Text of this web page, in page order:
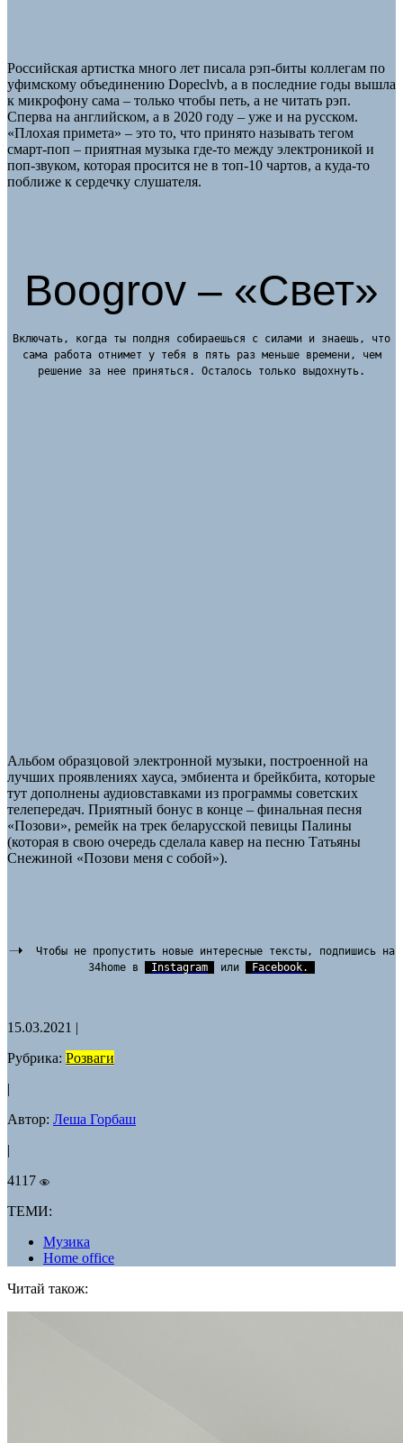
Российская артистка много лет писала рэп-биты коллегам по
уфимскому объединению Dopeclvb, а в последние годы вышла
к микрофону сама – только чтобы петь, а не читать рэп.
Сперва на английском, а в 2020 году – уже и на русском.
«Плохая примета» – это то, что принято называть тегом
смарт-поп – приятная музыка где-то между электроникой и
поп-звуком, которая просится не в топ-10 чартов, а куда-то
поближе к сердечку слушателя.
Boogrov – «Свет»
Включать, когда ты полдня собираешься с силами и знаешь, что
сама работа отнимет у тебя в пять раз меньше времени, чем
решение за нее приняться. Осталось только выдохнуть.
Альбом образцовой электронной музыки, построенной на
лучших проявлениях хауса, эмбиента и брейкбита, которые
тут дополнены аудиовставками из программы советских
телепередач. Приятный бонус в конце – финальная песня
«Позови», ремейк на трек беларусской певицы Палины
(которая в свою очередь сделала кавер на песню Татьяны
Снежиной «Позови меня с собой»).
Чтобы не пропустить новые интересные тексты, подпишись на
34home в
Instagram или Facebook.
15.03.2021 |
Рубрика: Розваги
|
Автор: Леша Горбаш
|
4117
ТЕМИ:
Музика
Home office
Читай також: